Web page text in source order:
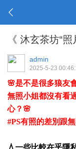
《 沐玄茶坊“照
admin
2025-5-23
🌸是不是很多狼友
無照小姐都沒有看
心？🌸
#PS有照的差別跟
💧一些比較在乎隱